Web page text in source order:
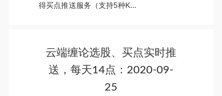
得买点推送服务（支持5种K...
云端缠论选股、买点实时推
送，每天14点：2020-09-
25